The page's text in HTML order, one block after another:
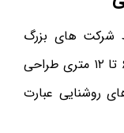
شرکت های بزرگ
انجام می شود که در متراژ های مختلف ۶ تا ۱۲ متری طراحی
روشنایی عبارت